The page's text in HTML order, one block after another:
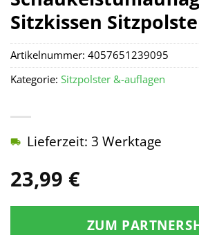
Sitzkissen
23,99 €
Lieferzeit: 3 Werktage
ZUM
Artikelnummer: 4057651239095
Kategorie: Sitzpolster &-auflagen